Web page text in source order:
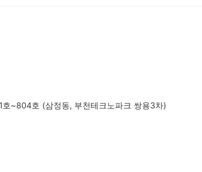
~804호 (삼정동, 부천테크노파크 쌍용3차)